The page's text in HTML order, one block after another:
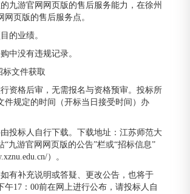
的九游官网网页版的售后服务能力，在徐州
网页版的售后服务点。
的业绩。
中没有违规记录。
标文件获取
行资格后审，无需报名与资格预审。投标所
件规定的时间（开标当日接受时间）办
由投标人自行下载。下载地址：江苏师范大
“九游官网网页版的公告”栏或“招标信息”
）。
如有补充说明或答疑、更改公告，也将于
午17：00前在网上进行公布，请投标人自